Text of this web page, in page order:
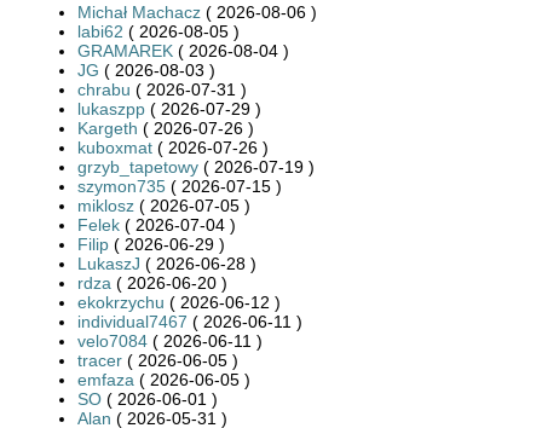
Michał Machacz ( 2026-08-06 )
labi62 ( 2026-08-05 )
GRAMAREK ( 2026-08-04 )
JG ( 2026-08-03 )
chrabu ( 2026-07-31 )
lukaszpp ( 2026-07-29 )
Kargeth ( 2026-07-26 )
kuboxmat ( 2026-07-26 )
grzyb_tapetowy ( 2026-07-19 )
szymon735 ( 2026-07-15 )
miklosz ( 2026-07-05 )
Felek ( 2026-07-04 )
Filip ( 2026-06-29 )
LukaszJ ( 2026-06-28 )
rdza ( 2026-06-20 )
ekokrzychu ( 2026-06-12 )
individual7467 ( 2026-06-11 )
velo7084 ( 2026-06-11 )
tracer ( 2026-06-05 )
emfaza ( 2026-06-05 )
SO ( 2026-06-01 )
Alan ( 2026-05-31 )